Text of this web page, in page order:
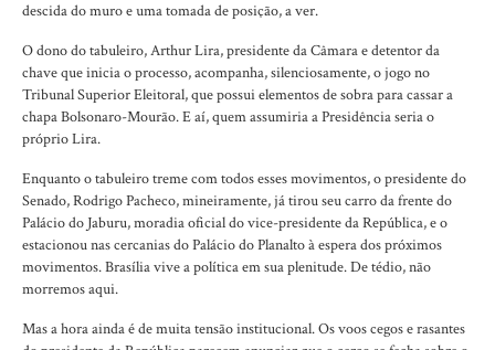
descida do muro e uma tomada de posição, a ver.
O dono do tabuleiro, Arthur Lira, presidente da Câmara e detentor da
chave que inicia o processo, acompanha, silenciosamente, o jogo no
Tribunal Superior Eleitoral, que possui elementos de sobra para cassar a
chapa Bolsonaro-Mourão. E aí, quem assumiria a Presidência seria o
próprio Lira.
Enquanto o tabuleiro treme com todos esses movimentos, o presidente do
Senado, Rodrigo Pacheco, mineiramente, já tirou seu carro da frente do
Palácio do Jaburu, moradia oficial do vice-presidente da República, e o
estacionou nas cercanias do Palácio do Planalto à espera dos próximos
movimentos. Brasília vive a política em sua plenitude. De tédio, não
morremos aqui.
Mas a hora ainda é de muita tensão institucional. Os voos cegos e rasantes